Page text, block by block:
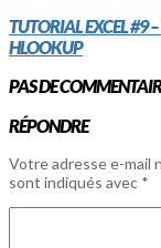
TUTORIAL EXCEL #9
HLOOKUP
PAS DE
RÉPONDRE
Votre adresse e-mail
sont indiqués avec *